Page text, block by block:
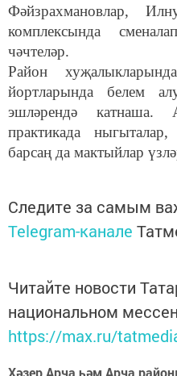
Фәйзрахмановлар,
комплексында
чәчтеләр.
Район
йортларында белем
эшләрендә катнаша.
практикада
барсаң да мактыйлар
Следите за самым
Telegram-канале
Читайте новости
национальном
https://max.ru/
Хәзер Арча һәм Арча